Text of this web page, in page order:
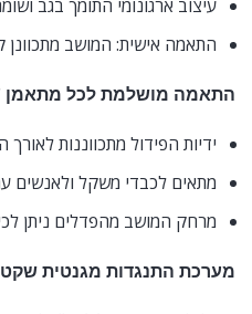
עיצוב ארגונומי התומך בגב
התאמה אישית: המושב
התאמה מושלמת לכל מתאמן
ידיות הפידול מתכווננות לאורך
מתאים לכבדי משקל ולאנשים
מרחק המושב מהפדלים ניתן
מערכת התנגדות מגנטית